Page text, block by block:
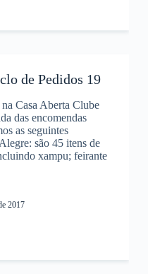
de Pedidos 19
Casa Aberta Clube
das encomendas
as seguintes
são 45 itens de
xampu; feirante
2017